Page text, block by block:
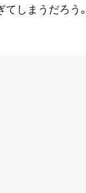
しまうだろう。